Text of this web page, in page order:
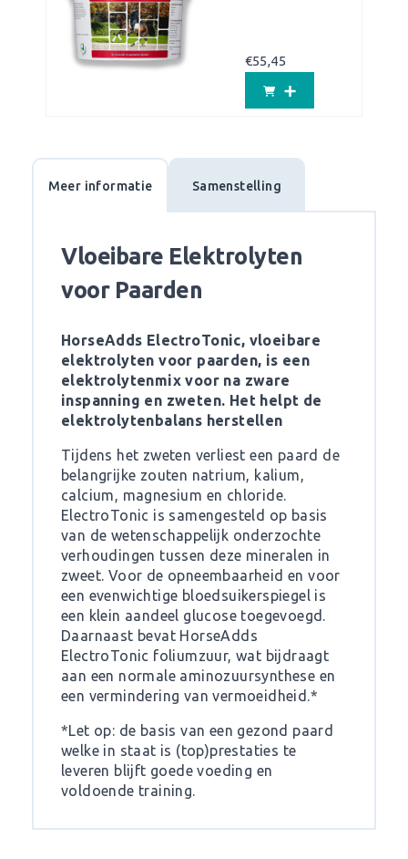
€55,45
Meer informatie Samenstelling
Vloeibare Elektrolyten
voor Paarden
HorseAdds ElectroTonic, vloeibare
elektrolyten voor paarden, is een
elektrolytenmix voor na zware
inspanning en zweten. Het helpt de
elektrolytenbalans herstellen
Tijdens het zweten verliest een paard de
belangrijke zouten natrium, kalium,
calcium, magnesium en chloride.
ElectroTonic is samengesteld op basis
van de wetenschappelijk onderzochte
verhoudingen tussen deze mineralen in
zweet. Voor de opneembaarheid en voor
een evenwichtige bloedsuikerspiegel is
een klein aandeel glucose toegevoegd.
Daarnaast bevat HorseAdds
ElectroTonic foliumzuur, wat bijdraagt
aan een normale aminozuursynthese en
een vermindering van vermoeidheid.*
*Let op: de basis van een gezond paard
welke in staat is (top)prestaties te
leveren blijft goede voeding en
voldoende training.